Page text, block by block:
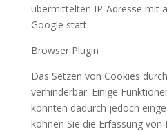
übermittelten IP-Adresse mit
Google statt.
Browser Plugin
Das Setzen von Cookies
verhinderbar. Einige
könnten dadurch jedoch
können Sie die Erfassung